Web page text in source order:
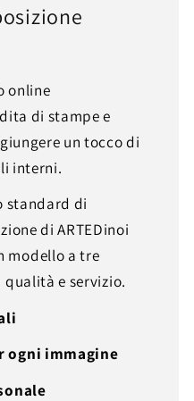
online
di stampe e
un tocco di
interni.
standard di
di ARTEDinoi
modello a tre
e servizio.
ogni immagine